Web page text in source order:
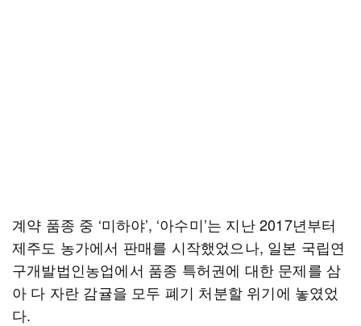
계약 품종 중 ‘미하야’, ‘아수미’는 지난 2017년부터
제주도 농가에서 판매를 시작했었으나, 일본 국립연
구개발법인농업에서 품종 특허권에 대한 문제를 삼
아 다 자란 감귤을 모두 폐기 처분할 위기에 놓였었
다.